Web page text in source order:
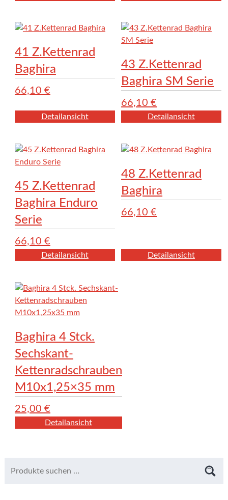
41 Z.Kettenrad
Baghira
66,10 €
Detailansicht
43 Z.Kettenrad
Baghira SM Serie
66,10€
Detailansicht
45 Z.Kettenrad
Baghira Enduro
Serie
66,10 €
Detailansicht
48 Z.Kettenrad
Baghira
66,10€
Detailansicht
Baghira 4 Stck.
Sechskant-
Kettenradschrauben
M10x1,25×35 mm
25,00 €
Detailansicht